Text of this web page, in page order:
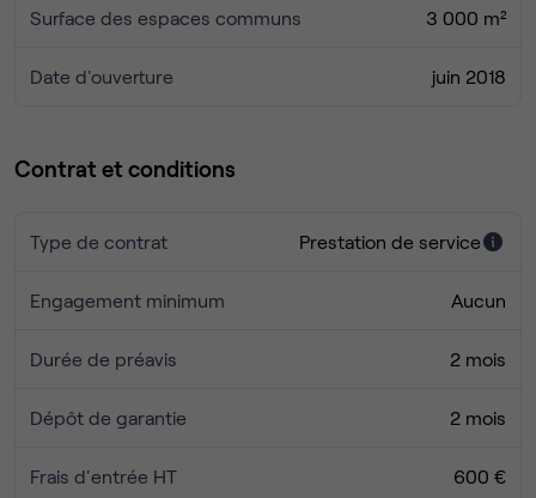
Surface des espaces communs 3 000 m²
Date d'ouverture juin 2018
Contrat et conditions
Type de contrat Prestation de service
Engagement minimum Aucun
Durée de préavis 2 mois
Dépôt de garantie 2 mois
Frais d'entrée HT 600 €